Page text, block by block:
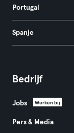
Portugal
Spanje
Bedrijf
Jobs Werken bij
Pers & Media